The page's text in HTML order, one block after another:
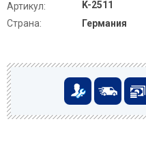
Артикул:
K-2511
Страна:
Германия